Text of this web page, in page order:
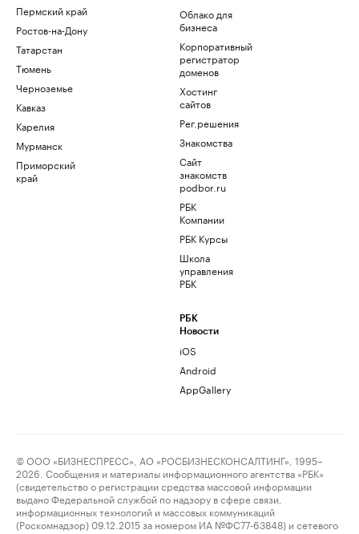
Пермский край
Ростов-на-Дону
Татарстан
Тюмень
Черноземье
Кавказ
Карелия
Мурманск
Приморский
край
Облако для
бизнеса
Корпоративный
регистратор
доменов
Хостинг
сайтов
Рег.решения
Знакомства
Сайт
знакомств
podbor.ru
РБК
Компании
РБК Курсы
Школа
управления
РБК
РБК
Новости
iOS
Android
AppGallery
© ООО «БИЗНЕСПРЕСС», АО «РОСБИЗНЕСКОНСАЛТИНГ», 1995–
2026. Сообщения и материалы информационного агентства «РБК»
(свидетельство о регистрации средства массовой информации
выдано Федеральной службой по надзору в сфере связи,
информационных технологий и массовых коммуникаций
(Роскомнадзор) 09.12.2015 за номером ИА №ФС77-63848) и сетевого